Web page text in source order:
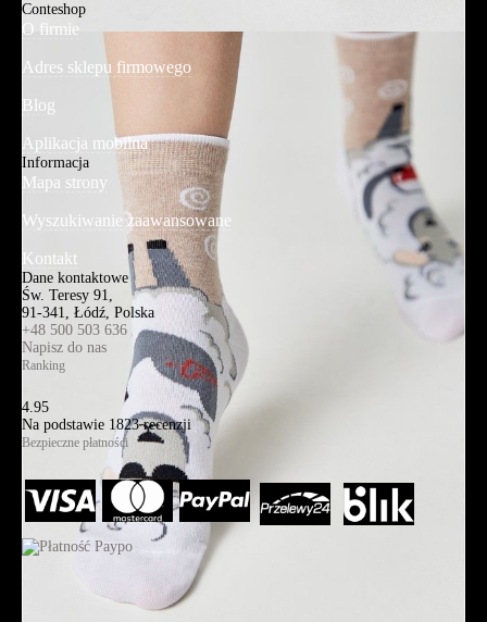
Conteshop
O firmie
Adres sklepu firmowego
Blog
Aplikacja mobilna
Informacja
Mapa strony
Wyszukiwanie zaawansowane
Kontakt
Dane kontaktowe
Św. Teresy 91,
91-341, Łódź, Polska
+48 500 503 636
Napisz do nas
Ranking
4.95
Na podstawie 1823recenzji
Bezpieczne płatności